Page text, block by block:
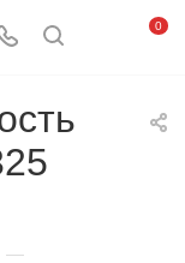
0
—